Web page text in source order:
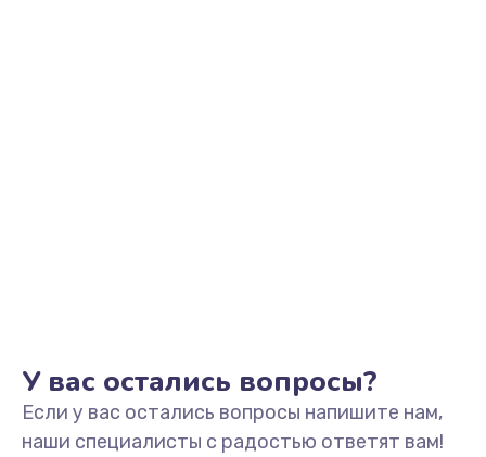
Замена/Pемонт карбюратора
1300 руб.
У вас остались вопросы?
Если у вас остались вопросы напишите нам,
наши специалисты с радостью ответят вам!